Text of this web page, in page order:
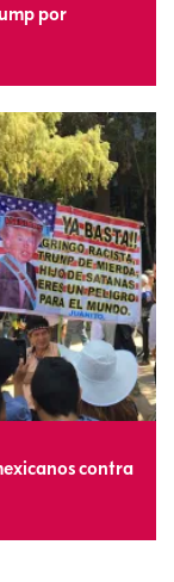
por
contra